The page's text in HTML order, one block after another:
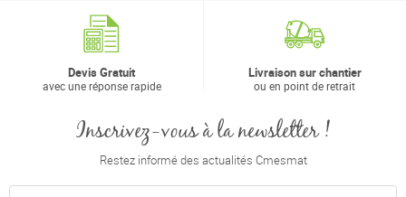
Devis Gratuit
avec une réponse rapide
Livraison sur chantier
ou en point de retrait
Inscrivez-vous à la newsletter !
Restez informé des actualités Cmesmat